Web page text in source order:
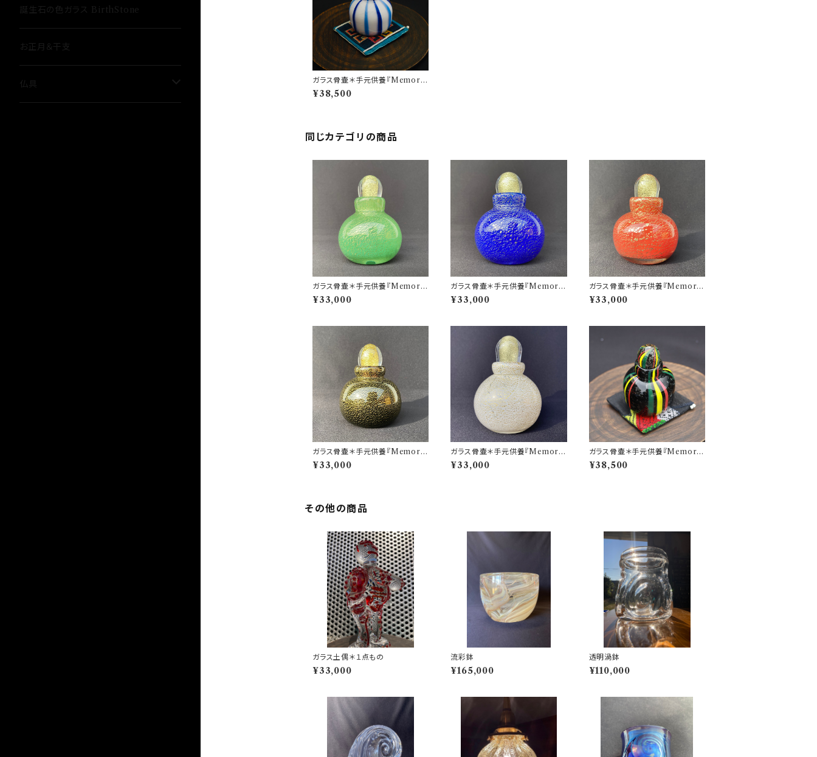
ガラス骨壷＊手元供養『Memorie
s 想いで』＊縦縞模様 ストライプシ
リーズ(ブルー系)
¥38,500
同じカテゴリの商品
ガラス骨壷＊手元供養『Memorie
s 想いで』＊GOLD LEAFシリー
ズ(緑＆金箔)
¥33,000
ガラス骨壷＊手元供養『Memorie
s 想いで』＊GOLD LEAFシリー
ズ(青＆金箔)
¥33,000
ガラス骨壷＊手元供養『Memorie
s 想いで』＊GOLD LEAFシリー
ズ(赤＆金箔)
¥33,000
ガラス骨壷＊手元供養『Memorie
s 想いで』＊GOLD LEAFシリー
ズ(黒＆金箔)
¥33,000
ガラス骨壷＊手元供養『Memorie
s 想いで』＊GOLD LEAFシリー
ズ(白＆金箔)
¥33,000
ガラス骨壷＊手元供養『Memorie
s 想いで』＊縦縞模様 ストライプシ
リーズ(ラスタカラー)＊麻炭ガラス
¥38,500
その他の商品
ガラス土偶＊１点もの
¥33,000
流彩鉢
¥165,000
透明渦鉢
¥110,000
誕生石の色ガラス BirthStone
お正月＆干支
仏具